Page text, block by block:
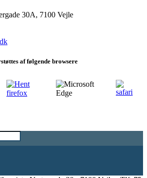
30A, 7100 Vejle
af følgende browsere